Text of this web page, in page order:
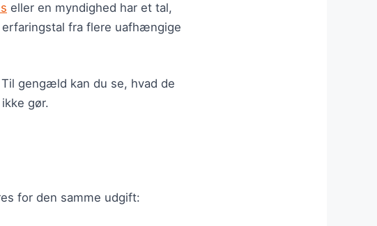
eller en myndighed har et tal,
fra flere uafhængige
gengæld kan du se, hvad de
gør.
for den samme udgift: